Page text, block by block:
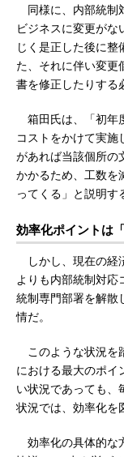
同様に、内部統制
ビジネスに変更がな
じく是正した後に整
た、それに伴い変更
書を修正したりする
箱田氏は、「初年
コストをかけて実施
があれば当該個所の
かかるため、工数を
ってくる」と説明す
効率化ポイントは
しかし、現在の経
よりも内部統制対応
統制専門部署を解散
情だ。
このような状況を
における最大のポイ
い状況であっても、
状況では、効率化を
効率化の具体的な